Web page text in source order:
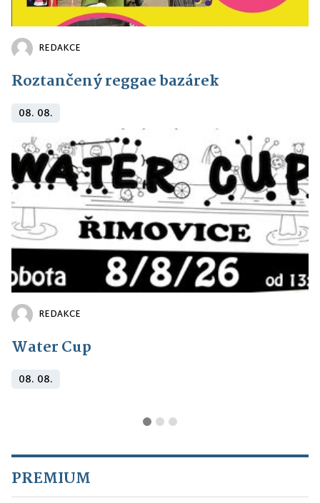
REDAKCE
Roztančený reggae bazárek
08. 08.
REDAKCE
Water Cup
08. 08.
PREMIUM